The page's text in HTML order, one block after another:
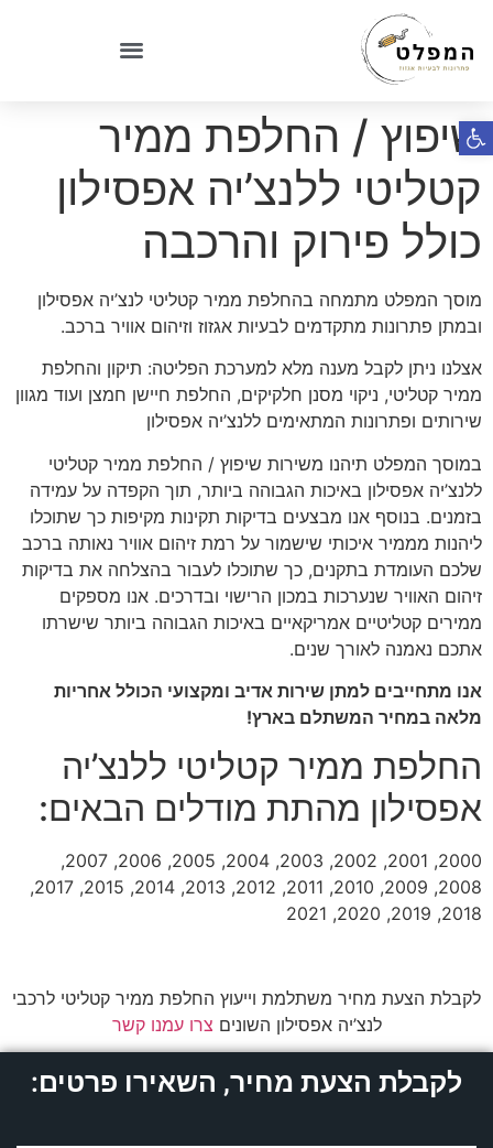
פתח סרגל נגישות
שיפוץ / החלפת ממיר
קטליטי ללנצ’יה אפסילון
כולל פירוק והרכבה
מוסך המפלט מתמחה בהחלפת ממיר קטליטי לנצ’יה אפסילון
ובמתן פתרונות מתקדמים לבעיות אגזוז וזיהום אוויר ברכב.
אצלנו ניתן לקבל מענה מלא למערכת הפליטה: תיקון והחלפת
ממיר קטליטי, ניקוי מסנן חלקיקים, החלפת חיישן חמצן ועוד מגוון
שירותים ופתרונות המתאימים ללנצ’יה אפסילון
במוסך המפלט תיהנו משירות שיפוץ / החלפת ממיר קטליטי
ללנצ’יה אפסילון באיכות הגבוהה ביותר, תוך הקפדה על עמידה
בזמנים. בנוסף אנו מבצעים בדיקות תקינות מקיפות כך שתוכלו
ליהנות מממיר איכותי שישמור על רמת זיהום אוויר נאותה ברכב
שלכם העומדת בתקנים, כך שתוכלו לעבור בהצלחה את בדיקות
זיהום האוויר שנערכות במכון הרישוי ובדרכים. אנו מספקים
ממירים קטליטיים אמריקאיים באיכות הגבוהה ביותר שישרתו
אתכם נאמנה לאורך שנים.
אנו מתחייבים למתן שירות אדיב ומקצועי הכולל אחריות
מלאה במחיר המשתלם בארץ!
החלפת ממיר קטליטי ללנצ’יה
אפסילון מהתת מודלים הבאים:
2000, 2001, 2002, 2003, 2004, 2005, 2006, 2007,
2008, 2009, 2010, 2011, 2012, 2013, 2014, 2015, 2017,
2018, 2019, 2020, 2021
לקבלת הצעת מחיר משתלמת וייעוץ החלפת ממיר קטליטי לרכבי
לנצ’יה אפסילון השונים צרו עמנו קשר
לקבלת הצעת מחיר, השאירו פרטים: